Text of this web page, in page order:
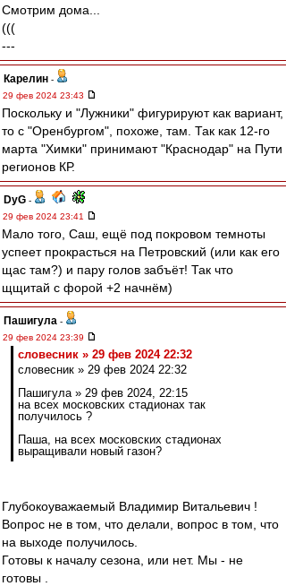
Смотрим дома...
(((
---
Карелин -
29 фев 2024 23:43
Поскольку и "Лужники" фигурируют как вариант,
то с "Оренбургом", похоже, там. Так как 12-го
марта "Химки" принимают "Краснодар" на Пути
регионов КР.
DyG -
29 фев 2024 23:41
Мало того, Саш, ещё под покровом темноты
успеет прокрасться на Петровский (или как его
щас там?) и пару голов забъёт! Так что
щщитай с форой +2 начнём)
Пашигула -
29 фев 2024 23:39
словесник » 29 фев 2024 22:32
словесник » 29 фев 2024 22:32
Пашигула » 29 фев 2024, 22:15
на всех московских стадионах так
получилось ?
Паша, на всех московских стадионах
выращивали новый газон?
Глубокоуважаемый Владимир Витальевич !
Вопрос не в том, что делали, вопрос в том, что
на выходе получилось.
Готовы к началу сезона, или нет. Мы - не
готовы .